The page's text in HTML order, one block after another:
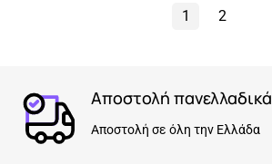
1 2
Αποστολή πανελλαδικά
Αποστολή σε όλη την Ελλάδα